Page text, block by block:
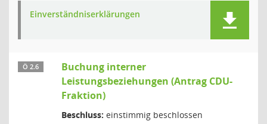
Einverständniserklärungen
Ö 2.6
Buchung interner
Leistungsbeziehungen (Antrag CDU-
Fraktion)
Beschluss: einstimmig beschlossen